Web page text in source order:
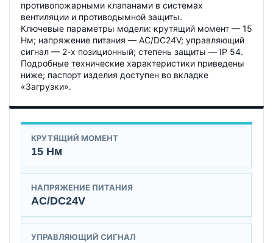
противопожарными клапанами в системах
вентиляции и противодымной защиты.
Ключевые параметры модели: крутящий момент — 15
Нм; напряжение питания — AC/DC24V; управляющий
сигнал — 2-х позиционный; степень защиты — IP 54.
Подробные технические характеристики приведены
ниже; паспорт изделия доступен во вкладке
«Загрузки».
КРУТЯЩИЙ МОМЕНТ
15 Нм
НАПРЯЖЕНИЕ ПИТАНИЯ
AC/DC24V
УПРАВЛЯЮЩИЙ СИГНАЛ